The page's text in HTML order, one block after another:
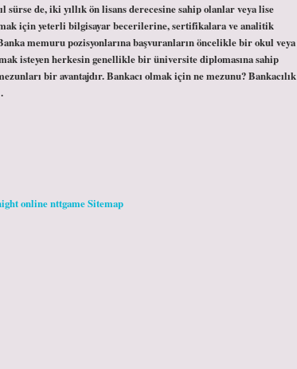
de, iki yıllık ön lisans derecesine sahip olanlar veya lise
için yeterli bilgisayar becerilerine, sertifikalara ve analitik
memuru pozisyonlarına başvuranların öncelikle bir okul veya
isteyen herkesin genellikle bir üniversite diplomasına sahip
bir avantajdır. Bankacı olmak için ne mezunu? Bankacılık
onlinenttgameSitemap